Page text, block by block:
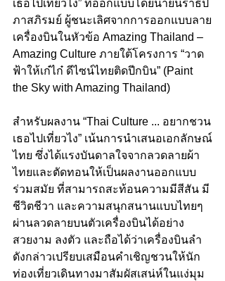
เธอไปเที่ยวไง” ที่ออกแบบโดยนายนราธิป
ภาสภิรมย์ ผู้ชนะเลิศจากการออกแบบลาย
เครื่องบินในหัวข้อ Amazing Thailand –
Amazing Culture ภายใต้โครงการ “วาด
ฟ้าให้เก๋ไก๋ ดีไซน์ไทยติดปีกบิน” (Paint
the Sky with Amazing Thailand)
สำหรับผลงาน “Thai Culture ... อยากชวน
เธอไปเที่ยวไง” เน้นการนำเสนอเอกลักษณ์
ไทย ซึ่งได้แรงบันดาลใจจากลวดลายผ้า
ไทยและตัดทอนให้เป็นผลงานออกแบบ
ร่วมสมัย ที่สามารถสะท้อนความมีสีสัน มี
ชีวิตชีวา และความสนุกสนานแบบไทยๆ
ผ่านลวดลายบนตัวเครื่องบินได้อย่าง
สวยงาม ลงตัว และถือได้ว่าเครื่องบินลำ
ดังกล่าวเปรียบเสมือนคำเชิญชวนให้นัก
ท่องเที่ยวเดินทางมาสัมผัสเสน่ห์ในแง่มุม